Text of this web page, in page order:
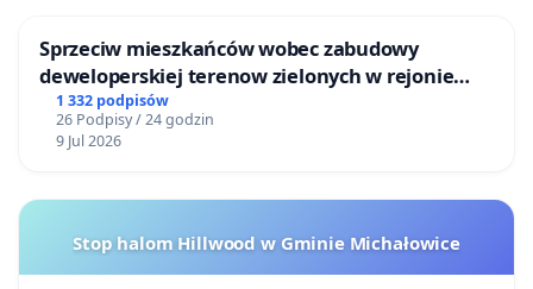
Sprzeciw mieszkańców wobec zabudowy
deweloperskiej terenow zielonych w rejonie
Bulwarów Straceńskich w Bielsku-Białej
1 332 podpisów
26 Podpisy / 24 godzin
9 Jul 2026
Stop halom Hillwood w Gminie Michałowice